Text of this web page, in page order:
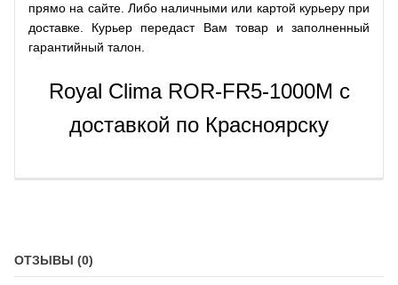
прямо на сайте. Либо наличными или картой курьеру при
доставке. Курьер передаст Вам товар и заполненный
гарантийный талон.
Royal Clima ROR-FR5-1000M с
доставкой по Красноярску
ОТЗЫВЫ (0)